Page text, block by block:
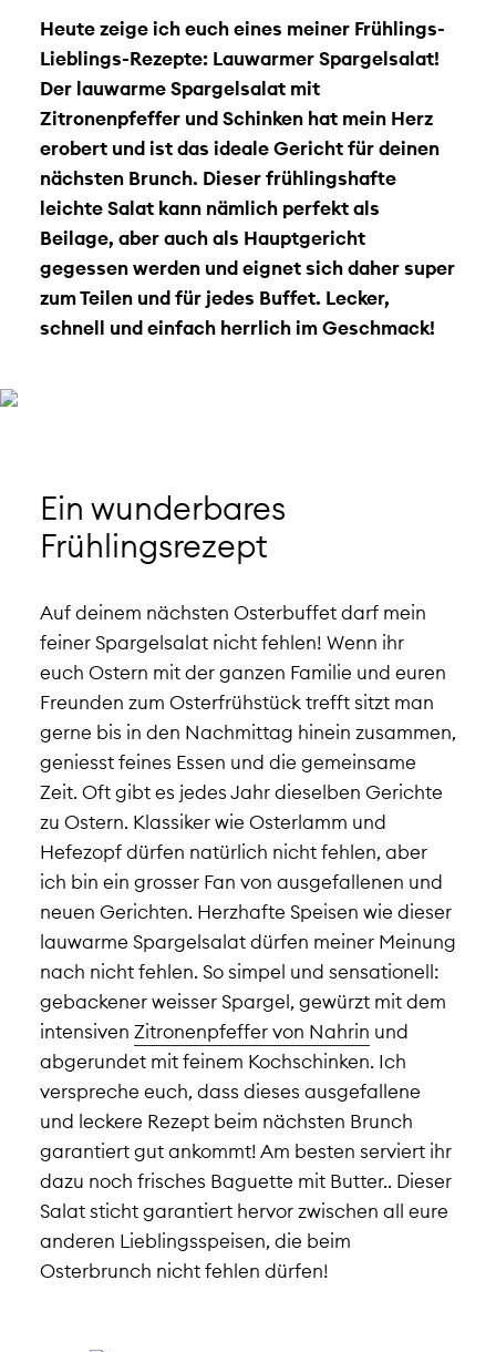
Heute zeige ich euch eines meiner Frühlings-
Lieblings-Rezepte: Lauwarmer Spargelsalat!
Der lauwarme Spargelsalat mit
Zitronenpfeffer und Schinken hat mein Herz
erobert und ist das ideale Gericht für deinen
nächsten Brunch. Dieser frühlingshafte
leichte Salat kann nämlich perfekt als
Beilage, aber auch als Hauptgericht
gegessen werden und eignet sich daher super
zum Teilen und für jedes Buffet. Lecker,
schnell und einfach herrlich im Geschmack!
Ein wunderbares
Frühlingsrezept
Auf deinem nächsten Osterbuffet darf mein
feiner Spargelsalat nicht fehlen! Wenn ihr
euch Ostern mit der ganzen Familie und euren
Freunden zum Osterfrühstück trefft sitzt man
gerne bis in den Nachmittag hinein zusammen,
geniesst feines Essen und die gemeinsame
Zeit. Oft gibt es jedes Jahr dieselben Gerichte
zu Ostern. Klassiker wie Osterlamm und
Hefezopf dürfen natürlich nicht fehlen, aber
ich bin ein grosser Fan von ausgefallenen und
neuen Gerichten. Herzhafte Speisen wie dieser
lauwarme Spargelsalat dürfen meiner Meinung
nach nicht fehlen. So simpel und sensationell:
gebackener weisser Spargel, gewürzt mit dem
intensiven Zitronenpfeffer von Nahrin und
abgerundet mit feinem Kochschinken. Ich
verspreche euch, dass dieses ausgefallene
und leckere Rezept beim nächsten Brunch
garantiert gut ankommt! Am besten serviert ihr
dazu noch frisches Baguette mit Butter.. Dieser
Salat sticht garantiert hervor zwischen all eure
anderen Lieblingsspeisen, die beim
Osterbrunch nicht fehlen dürfen!